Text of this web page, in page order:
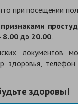
при посещении
до 20.00.
документов
здоровья,
здоровы!